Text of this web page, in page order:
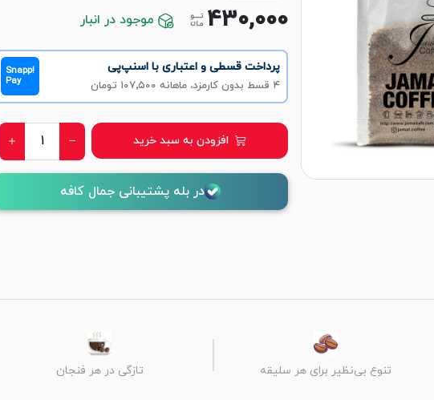
430,000 موجود در انبار
پرداخت قسطی و اعتباری با اسنپ‌پی
۴ قسط بدون کارمزد، ماهانه ۱۰۷٬۵۰۰ تومان
Snapp!
Pay
افزودن به سبد خرید
در بله پشتیبانی جمال کافه
تنوع بی‌نظیر برای هر سلیقه تازگی در هر فنجان